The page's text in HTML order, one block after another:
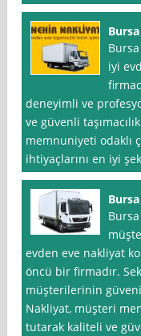
iyi
deneyimli ve
ve güvenli
memnuniyeti odaklı
ihtiyaçlarını en iyi
evden eve nakliyat
öncü bir firmadır.
müşterilerinin
Nakliyat, müşteri
tutarak kaliteli ve